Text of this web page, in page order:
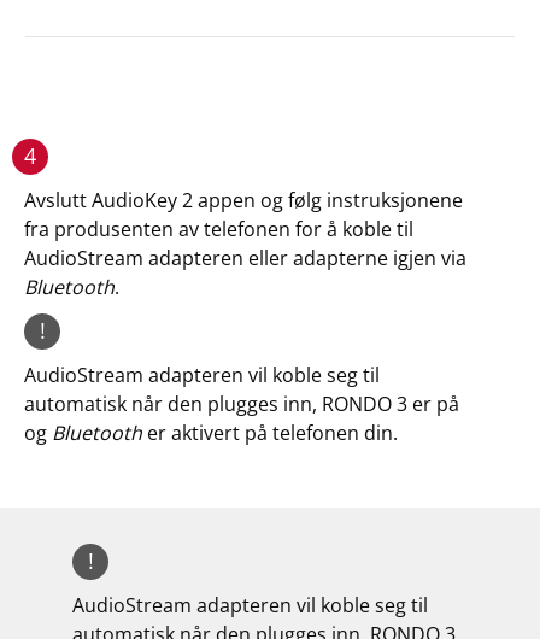
4
Avslutt AudioKey 2 appen og følg instruksjonene
fra produsenten av telefonen for å koble til
AudioStream adapteren eller adapterne igjen via
Bluetooth.
!
AudioStream adapteren vil koble seg til
automatisk når den plugges inn, RONDO 3 er på
og Bluetooth er aktivert på telefonen din.
!
AudioStream adapteren vil koble seg til
automatisk når den plugges inn, RONDO 3